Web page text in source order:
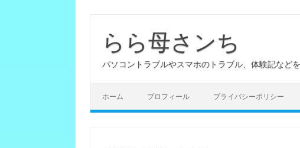
らら母さンち
パソコントラブルやスマホのトラブル、体験記など
ホーム プロフィール プライバシーポリシー